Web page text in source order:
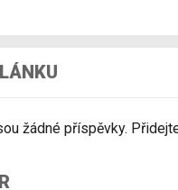
žádné příspěvky.